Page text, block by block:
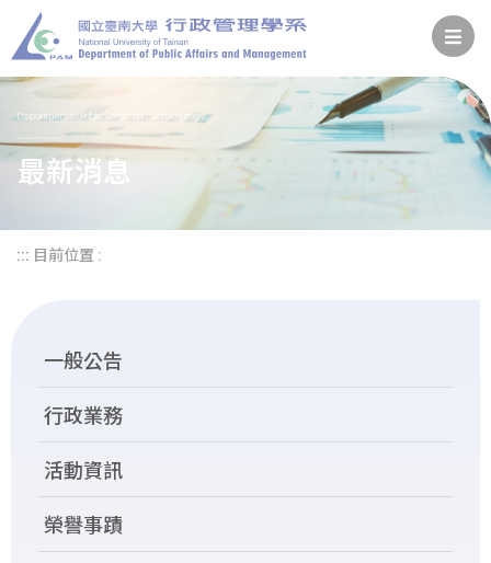
Department of Public Affairs and Management
最新消息
::: 目前位置 :
一般公告
行政業務
活動資訊
榮譽事蹟